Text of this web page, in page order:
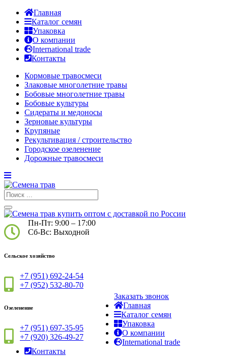
Главная
Каталог семян
Упаковка
О компании
International trade
Контакты
Кормовые травосмеси
Злаковые многолетние травы
Бобовые многолетние травы
Бобовые культуры
Сидераты и медоносы
Зерновые культуры
Крупяные
Рекультивация / строительство
Городское озеленение
Дорожные травосмеси
Пн-Пт: 9:00 – 17:00
Сб-Вс: Выходной
Сельское хозяйство
+7 (951) 692-24-54
+7 (952) 532-80-70
Озеленение
+7 (951) 697-35-95
+7 (920) 326-49-27
Заказать звонок
Главная
Каталог семян
Упаковка
О компании
International trade
Контакты